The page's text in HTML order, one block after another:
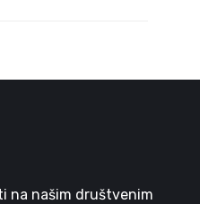
na našim društvenim